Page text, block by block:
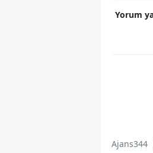
Yorum
Ajans344